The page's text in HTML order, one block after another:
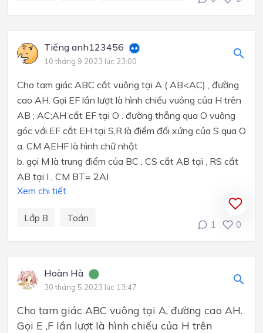
Tiếng anh123456
10 tháng 9 2023 lúc 23:00
Cho tam giác ABC cắt vuông tại A ( AB<AC) , đường
cao AH. Gọi EF lần lượt là hình chiếu vuông của H trên
AB ; AC;AH cắt EF tại O . đường thẳng qua O vuông
góc với EF cắt EH tại S,R là điểm đối xứng của S qua O
a. CM AEHF là hình chữ nhật
b. gọi M là trung điểm của BC , CS cắt AB tại , RS cắt
AB tại I , CM BT= 2AI
Xem chi tiết
Lớp 8 Toán
1 0
Hoàn Hà
30 tháng 5 2023 lúc 13:47
Cho tam giác ABC vuông tại A, đường cao AH.
Gọi E ,F lần lượt là hình chiếu của H trên